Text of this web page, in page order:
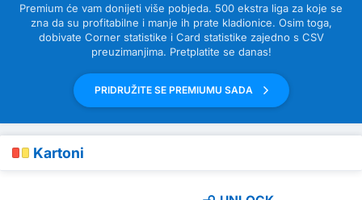
Premium će vam donijeti više pobjeda. 500 ekstra liga za koje se
zna da su profitabilne i manje ih prate kladionice. Osim toga,
dobivate Corner statistike i Card statistike zajedno s CSV
preuzimanjima. Pretplatite se danas!
PRIDRUŽITE SE PREMIUMU SADA
Kartoni